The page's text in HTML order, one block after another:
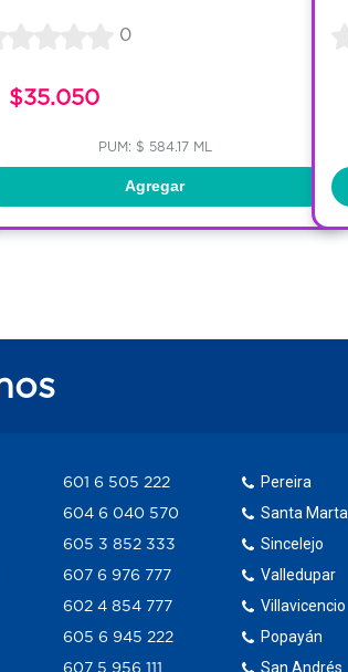
0
$35.050
PUM: $ 584.17 ML
Agregar
601 6 505 222
604 6 040 570
605 3 852 333
607 6 976 777
602 4 854 777
605 6 945 222
607 5 956 111
Pereira
Santa Marta
Sincelejo
Valledupar
Villavicencio
Popayán
San Andrés